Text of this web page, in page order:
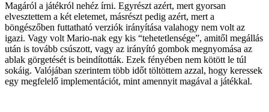
Magáról a játékról nehéz írni. Egyrészt azért, mert gyorsan
elvesztettem a két eletemet, másrészt pedig azért, mert a
böngészőben futtatható verziók irányítása valahogy nem volt az
igazi. Vagy volt Mario-nak egy kis “tehetetlensége”, amitől megállás
után is tovább csúszott, vagy az irányító gombok megnyomása az
ablak görgetését is beindították. Ezek fényében nem kötött le túl
sokáig. Valójában szerintem több időt töltöttem azzal, hogy keressek
egy megfelelő implementációt, mint amennyit magával a játékkal.